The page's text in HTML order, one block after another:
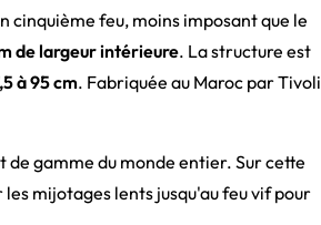
cinquième feu, moins imposant que le
de largeur intérieure. La structure est
à 95 cm. Fabriquée au Maroc par Tivoli
de gamme du monde entier. Sur cette
mijotages lents jusqu'au feu vif pour